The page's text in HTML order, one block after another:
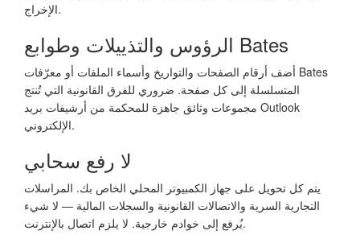
الإخراج.
الرؤوس والتذييلات وطوابع Bates
أضف أرقام الصفحات والتواريخ وأسماء الملفات أو معرّفات Bates
المتسلسلة إلى كل صفحة. ضروري للفرق القانونية التي تُنتج
مجموعات وثائق جاهزة للمحكمة من أرشيفات بريد Outlook
الإلكتروني.
لا رفع سحابي
يتم كل تحويل على جهاز الكمبيوتر المحلي الخاص بك. المراسلات
التجارية السرية والاتصالات القانونية والسجلات المالية — لا شيء
يُرفع إلى خوادم خارجية. لا يلزم اتصال بالإنترنت.